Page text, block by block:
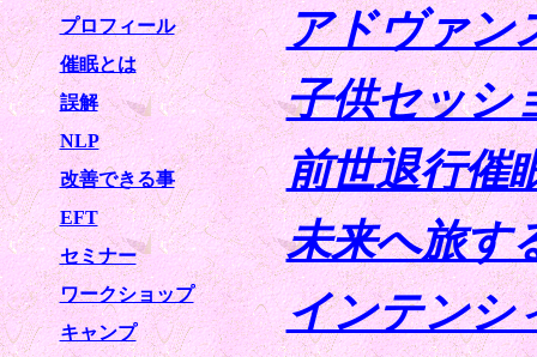
プロフィール
催眠とは
誤解
NLP
改善できる事
EFT
セミナー
ワークショップ
キャンプ
アドヴァン
子供セッシ
前世退行催
未来へ旅す
インテンシ